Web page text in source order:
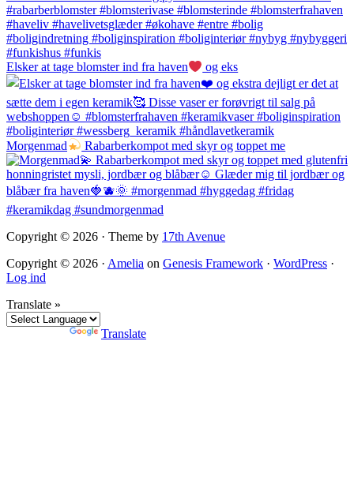
Elsker at tage blomster ind fra haven og eks
Morgenmad Rabarberkompot med skyr og toppet me
Copyright © 2026 · Theme by 17th Avenue
Copyright © 2026 · Amelia on Genesis Framework · WordPress ·
Log ind
Translate »
Translate